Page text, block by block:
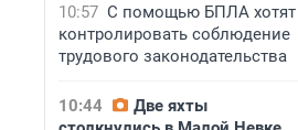
10:57 С помощью БПЛА хотят
контролировать соблюдение
трудового законодательства
10:44
Две яхты